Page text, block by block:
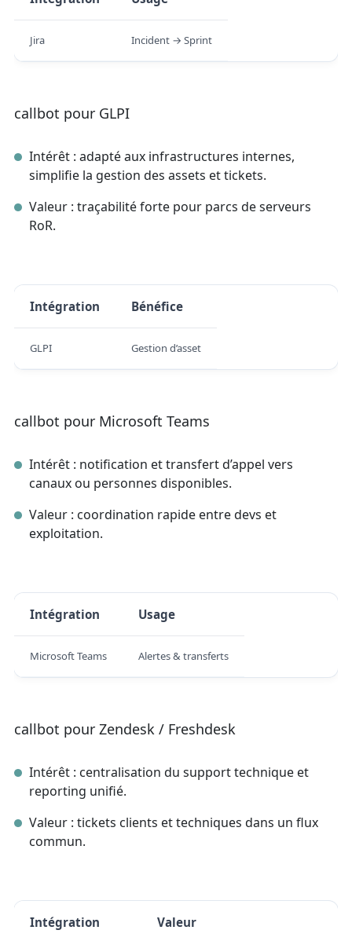
Jira Incident → Sprint
callbot pour GLPI
Intérêt : adapté aux infrastructures internes,
simplifie la gestion des assets et tickets.
Valeur : traçabilité forte pour parcs de serveurs
RoR.
Intégration Bénéfice
GLPI Gestion d’asset
callbot pour Microsoft Teams
Intérêt : notification et transfert d’appel vers
canaux ou personnes disponibles.
Valeur : coordination rapide entre devs et
exploitation.
Intégration Usage
Microsoft Teams Alertes & transferts
callbot pour Zendesk / Freshdesk
Intérêt : centralisation du support technique et
reporting unifié.
Valeur : tickets clients et techniques dans un flux
commun.
Intégration Valeur